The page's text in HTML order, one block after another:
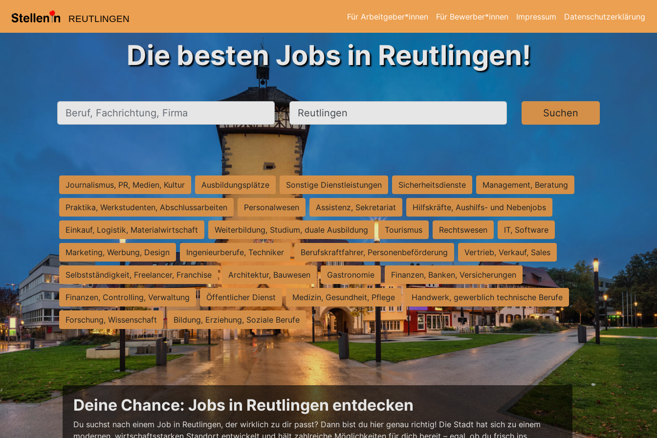
REUTLINGEN Für Arbeitgeber*innen Für Bewerber*innen Impressum Datenschutzerklärung
Die besten Jobs in Reutlingen!
Beruf, Fachrichtung, Firma Ort, Stadt Suchen
Journalismus, PR, Medien, Kultur Ausbildungsplätze Sonstige Dienstleistungen Sicherheitsdienste Management, Beratung
Praktika, Werkstudenten, Abschlussarbeiten Personalwesen Assistenz, Sekretariat Hilfskräfte, Aushilfs- und Nebenjobs
Einkauf, Logistik, Materialwirtschaft Weiterbildung, Studium, duale Ausbildung Tourismus Rechtswesen IT, Software
Marketing, Werbung, Design Ingenieurberufe, Techniker Berufskraftfahrer, Personenbeförderung Vertrieb, Verkauf, Sales
Selbstständigkeit, Freelancer, Franchise Architektur, Bauwesen Gastronomie Finanzen, Banken, Versicherungen
Finanzen, Controlling, Verwaltung Öffentlicher Dienst Medizin, Gesundheit, Pflege Handwerk, gewerblich technische Berufe
Forschung, Wissenschaft Bildung, Erziehung, Soziale Berufe
Deine Chance: Jobs in Reutlingen entdecken
Du suchst nach einem Job in Reutlingen, der wirklich zu dir passt? Dann bist du hier genau richtig! Die Stadt hat sich zu einem